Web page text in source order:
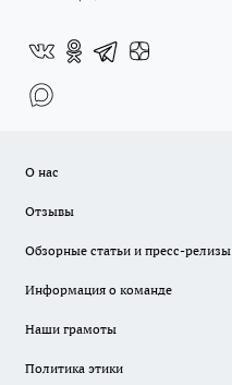
О нас
Отзывы
Обзорные статьи и пресс-релизы
Информация о команде
Наши грамоты
Политика этики